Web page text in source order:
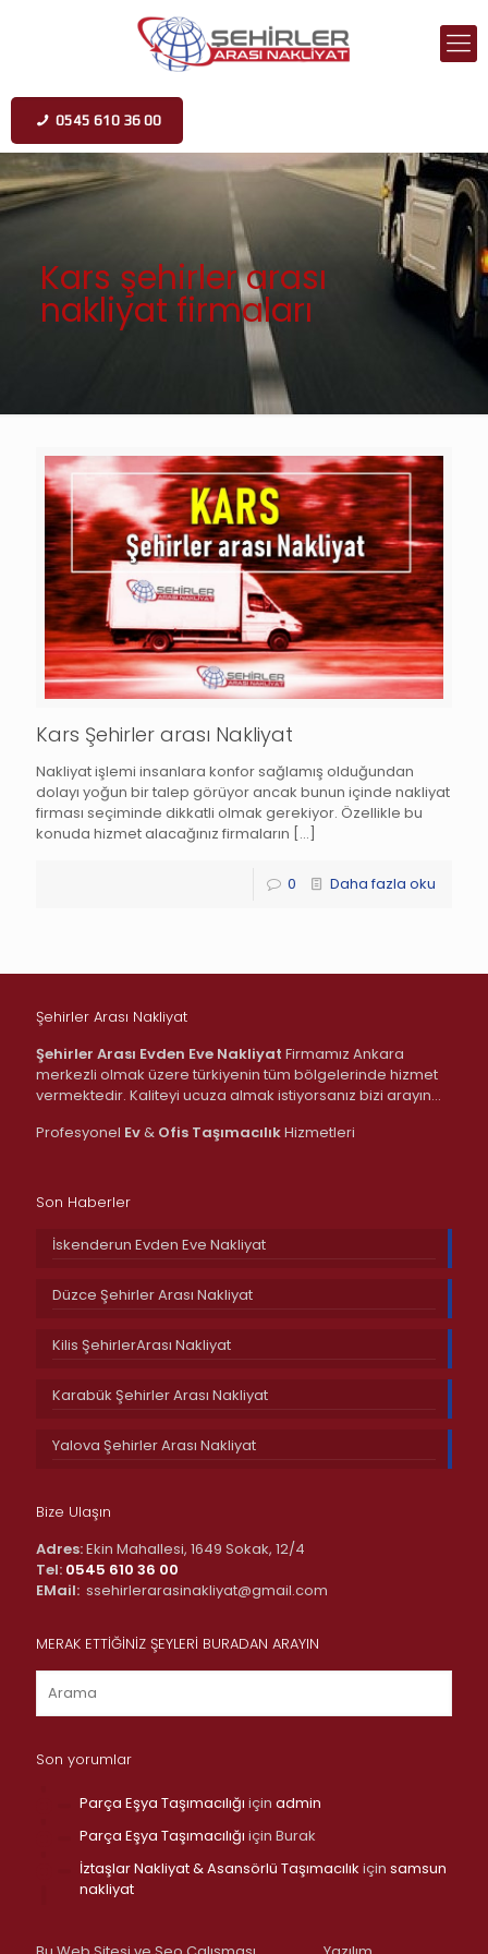
0545 610 36 00
Kars şehirler arası
nakliyat firmaları
Kars Şehirler arası Nakliyat
Nakliyat işlemi insanlara konfor sağlamış olduğundan
dolayı yoğun bir talep görüyor ancak bunun içinde nakliyat
firması seçiminde dikkatli olmak gerekiyor. Özellikle bu
konuda hizmet alacağınız firmaların […]
0 Daha fazla oku
Şehirler Arası Nakliyat
Şehirler Arası Evden Eve Nakliyat Firmamız Ankara
merkezli olmak üzere türkiyenin tüm bölgelerinde hizmet
vermektedir. Kaliteyi ucuza almak istiyorsanız bizi arayın…
Profesyonel Ev& Ofis TaşımacılıkHizmetleri
Son Haberler
İskenderun Evden Eve Nakliyat
Düzce Şehirler Arası Nakliyat
Kilis ŞehirlerArası Nakliyat
Karabük Şehirler Arası Nakliyat
Yalova Şehirler Arası Nakliyat
Bize Ulaşın
Adres:Ekin Mahallesi, 1649 Sokak, 12/4
Tel: 0545 610 36 00
EMail: ssehirlerarasinakliyat@gmail.com
MERAK ETTİĞİNİZ ŞEYLERİ BURADAN ARAYIN
Son yorumlar
Parça Eşya Taşımacılığı için admin
Parça Eşya Taşımacılığı için Burak
İztaşlar Nakliyat & Asansörlü Taşımacılık için samsun
nakliyat